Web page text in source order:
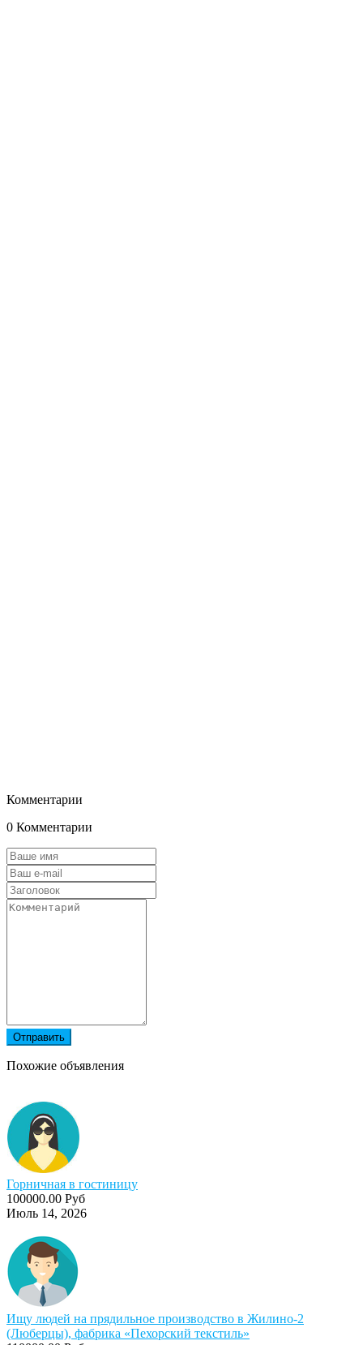
Комментарии
0 Комментарии
Отправить
Похожие объявления
Горничная в гостиницу
100000.00 Руб
Июль 14, 2026
Ищу людей на прядильное производство в Жилино-2
(Люберцы), фабрика «Пехорский текстиль»